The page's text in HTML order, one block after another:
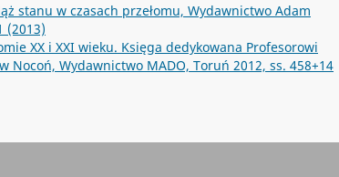
stanu w czasach przełomu, Wydawnictwo Adam
(2013)
XX i XXI wieku. Księga dedykowana Profesorowi
Nocoń, Wydawnictwo MADO, Toruń 2012, ss. 458+14